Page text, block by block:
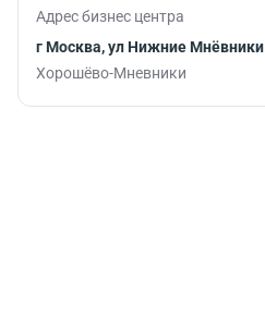
Адрес бизнес центра
г Москва, ул Нижние Мнёвники
Хорошёво-Мневники